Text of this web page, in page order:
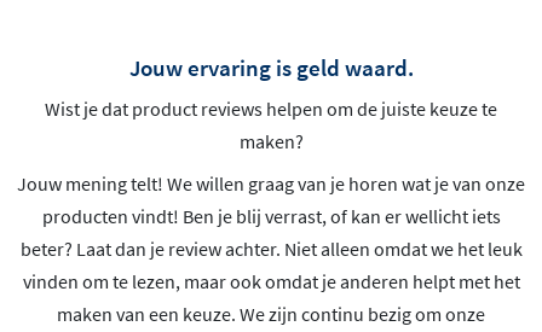
Jouw ervaring is geld waard.
Wist je dat product reviews helpen om de juiste keuze te
maken?
Jouw mening telt! We willen graag van je horen wat je van onze
producten vindt! Ben je blij verrast, of kan er wellicht iets
beter? Laat dan je review achter. Niet alleen omdat we het leuk
vinden om te lezen, maar ook omdat je anderen helpt met het
maken van een keuze. We zijn continu bezig om onze